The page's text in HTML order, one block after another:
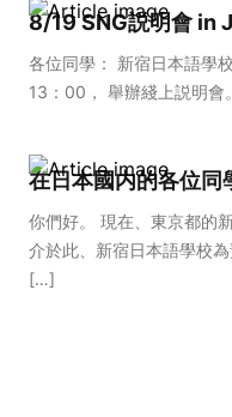
8/19 SNG説明會 in
各位同學： 新宿日本語學
13：00， 舉辦綫上説明
在日本國内的各位同
你們好。 現在、東京都的
介於此、新宿日本語學校
[…]